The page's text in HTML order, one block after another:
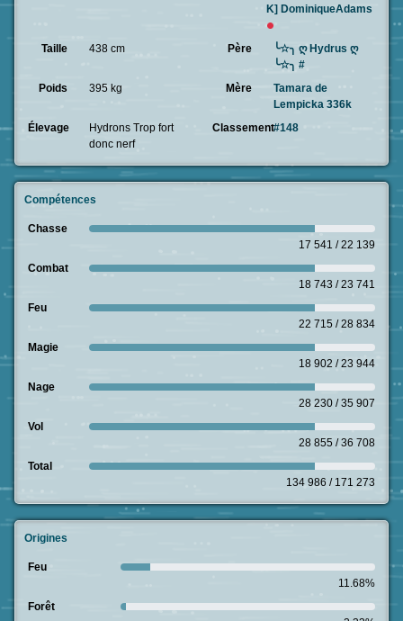
K] DominiqueAdams
Taille 438 cm Père
╰☆╮ ღ Hydrus ღ
╰☆╮ #
Poids
395 kg Mère
Tamara de
Lempicka 336k
Élevage
Hydrons Trop fort
donc nerf
Classement#148
Compétences
Chasse
17 541 / 22 139
Combat
18 743 / 23 741
Feu
22 715 / 28 834
Magie
18 902 / 23 944
Nage
28 230 / 35 907
Vol
28 855 / 36 708
Total
134 986 / 171 273
Origines
Feu
11.68%
Forêt